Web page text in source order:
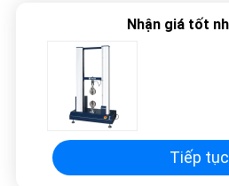
Nhận giá tốt
Tiếp tục